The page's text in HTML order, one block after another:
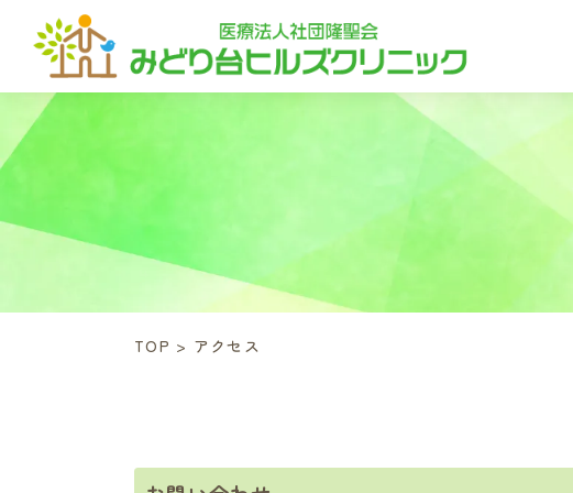
TOP > アクセス